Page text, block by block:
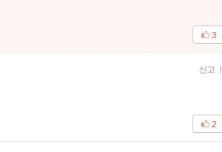
3
신고 |
2